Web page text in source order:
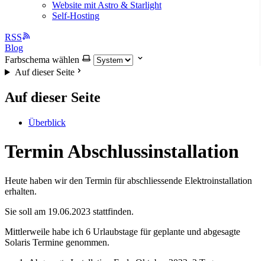
Website mit Astro & Starlight
Self-Hosting
RSS
Blog
Farbschema wählen
Auf dieser Seite
Auf dieser Seite
Überblick
Termin Abschlussinstallation
Heute haben wir den Termin für abschliessende Elektroinstallation
erhalten.
Sie soll am 19.06.2023 stattfinden.
Mittlerweile habe ich 6 Urlaubstage für geplante und abgesagte
Solaris Termine genommen.